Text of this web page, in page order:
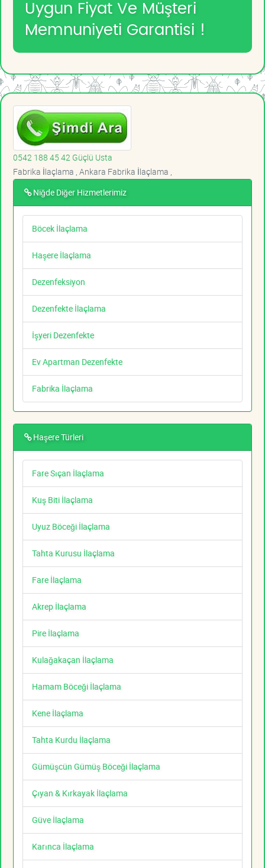
Uygun Fiyat Ve Müşteri
Memnuniyeti Garantisi !
0542 188 45 42 Güçlü Usta
Fabrika İlaçlama , Ankara Fabrika İlaçlama ,
Niğde Diğer Hizmetlerimiz
Böcek İlaçlama
Haşere İlaçlama
Dezenfeksiyon
Dezenfekte İlaçlama
İşyeri Dezenfekte
Ev Apartman Dezenfekte
Fabrika İlaçlama
Haşere Türleri
Fare Sıçan İlaçlama
Kuş Biti İlaçlama
Uyuz Böceği İlaçlama
Tahta Kurusu İlaçlama
Fare İlaçlama
Akrep İlaçlama
Pire İlaçlama
Kulağakaçan İlaçlama
Hamam Böceği İlaçlama
Kene İlaçlama
Tahta Kurdu İlaçlama
Gümüşcün Gümüş Böceği İlaçlama
Çıyan & Kırkayak İlaçlama
Güve İlaçlama
Karınca İlaçlama